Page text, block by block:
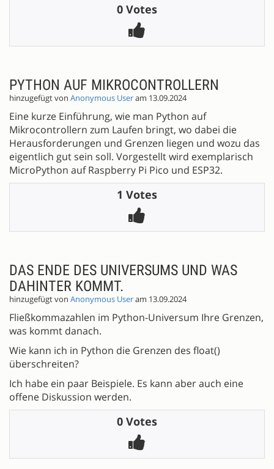
0 Votes
PYTHON AUF MIKROCONTROLLERN
hinzugefügt von Anonymous Useram 13.09.2024
Eine kurze Einführung, wie man Python auf
Mikrocontrollern zum Laufen bringt, wo dabei die
Herausforderungen und Grenzen liegen und wozu das
eigentlich gut sein soll. Vorgestellt wird exemplarisch
MicroPython auf Raspberry Pi Pico und ESP32.
1 Votes
DAS ENDE DES UNIVERSUMS UND WAS
DAHINTER KOMMT.
hinzugefügt von Anonymous Useram 13.09.2024
Fließkommazahlen im Python-Universum Ihre Grenzen,
was kommt danach.
Wie kann ich in Python die Grenzen des float()
überschreiten?
Ich habe ein paar Beispiele. Es kann aber auch eine
offene Diskussion werden.
0 Votes